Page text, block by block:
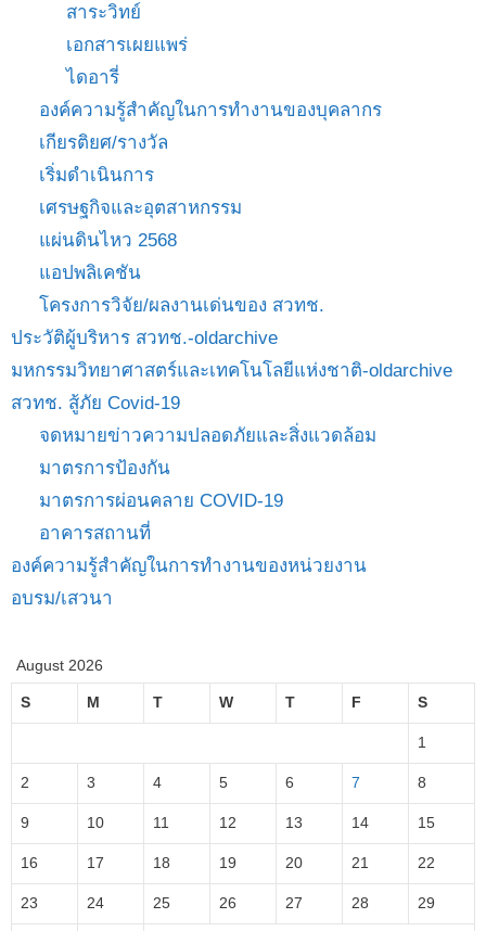
สาระวิทย์
เอกสารเผยแพร่
ไดอารี่
องค์ความรู้สำคัญในการทำงานของบุคลากร
เกียรติยศ/รางวัล
เริ่มดำเนินการ
เศรษฐกิจและอุตสาหกรรม
แผ่นดินไหว 2568
แอปพลิเคชัน
โครงการวิจัย/ผลงานเด่นของ สวทช.
ประวัติผู้บริหาร สวทช.-oldarchive
มหกรรมวิทยาศาสตร์และเทคโนโลยีแห่งชาติ-oldarchive
สวทช. สู้ภัย Covid-19
จดหมายข่าวความปลอดภัยและสิ่งแวดล้อม
มาตรการป้องกัน
มาตรการผ่อนคลาย COVID-19
อาคารสถานที่
องค์ความรู้สำคัญในการทำงานของหน่วยงาน
อบรม/เสวนา
August 2026
S M T W T F S
1
2 3 4 5 6 7 8
9 10 11 12 13 14 15
16 17 18 19 20 21 22
23 24 25 26 27 28 29